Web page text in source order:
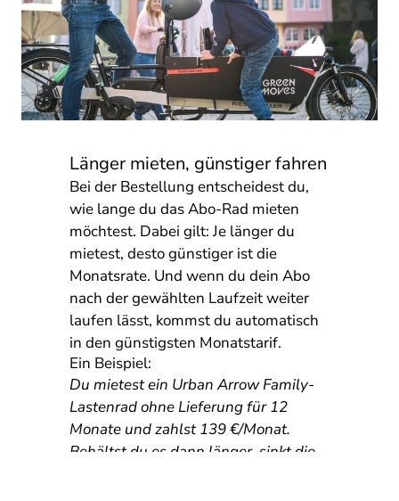
Länger mieten, günstiger fahren
Bei der Bestellung entscheidest du,
wie lange du das Abo-Rad mieten
möchtest. Dabei gilt: Je länger du
mietest, desto günstiger ist die
Monatsrate. Und wenn du dein Abo
nach der gewählten Laufzeit weiter
laufen lässt, kommst du automatisch
in den günstigsten Monatstarif.
Ein Beispiel:
Du mietest ein Urban Arrow Family-
Lastenrad ohne Lieferung für 12
Monate und zahlst 139 €/Monat.
Behältst du es dann länger, sinkt die